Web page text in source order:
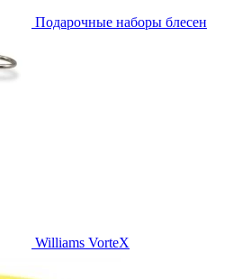
Подарочные наборы блесен
Williams VorteX